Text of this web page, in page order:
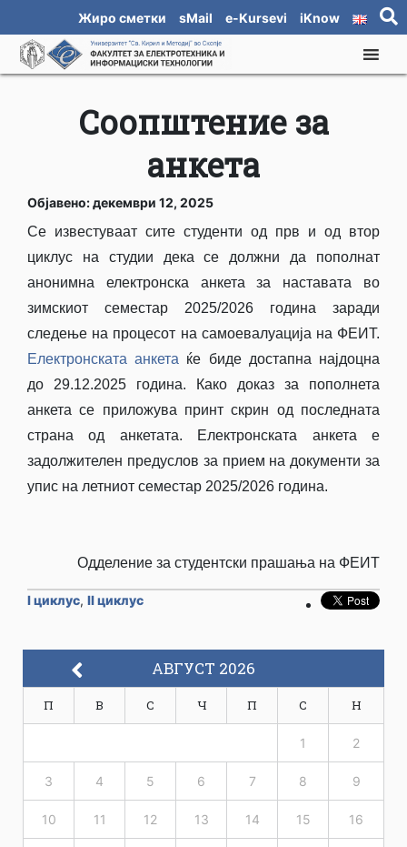
Жиро сметки sMail e-Kursevi iKnow
Соопштение за
анкета
Објавено: декември 12, 2025
Се известуваат сите студенти од прв и од втор
циклус на студии дека се должни да пополнат
анонимна електронска анкета за наставата во
зимскиот семестар 2025/2026 година заради
следење на процесот на самоевалуација на ФЕИT.
Електронската анкета ќе биде достапна најдоцна
до 29.12.2025 година. Како доказ за пополнета
анкета се приложува принт скрин од последната
страна од анкетата. Електронската анкета е
задолжителен предуслов за прием на документи за
упис на летниот семестар 2025/2026 година.
Одделение за студентски прашања на ФЕИТ
I циклус, II циклус
АВГУСТ 2026
П В С Ч П С Н
1 2
3 4 5 6 7 8 9
10 11 12 13 14 15 16